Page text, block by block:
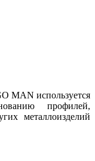
MAN используется
профилей,
металлоизделий